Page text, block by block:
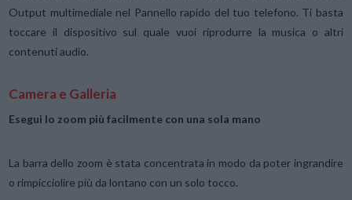
Output multimediale nel Pannello rapido del tuo telefono. Ti basta
toccare il dispositivo sul quale vuoi riprodurre la musica o altri
contenuti audio.
Camera e Galleria
Esegui lo zoom più facilmente con una sola mano
La barra dello zoom è stata concentrata in modo da poter ingrandire
o rimpicciolire più da lontano con un solo tocco.